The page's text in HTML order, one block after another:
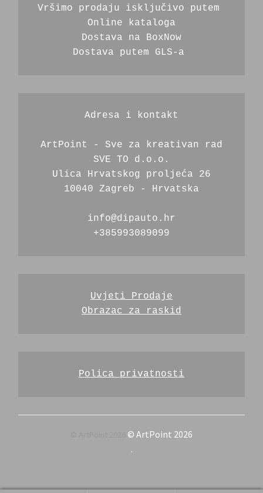
Vršimo prodaju isključivo putem
Online kataloga
Dostava na BoxNow
Dostava putem GLS-a
Adresa i kontakt
ArtPoint - Sve za kreativan rad
SVE TO d.o.o.
Ulica Hrvatskog proljeća 26
10040 Zagreb - Hrvatska
info@dipauto.hr
+385993089099
Uvjeti Prodaje
Obrazac za raskid
Polica privatnosti
© ArtPoint 2026
.